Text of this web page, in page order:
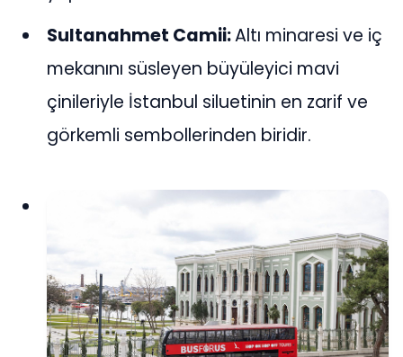
Sultanahmet Camii:Altı minaresi ve iç
mekanını süsleyen büyüleyici mavi
çinileriyle İstanbul siluetinin en zarif ve
görkemli sembollerinden biridir.